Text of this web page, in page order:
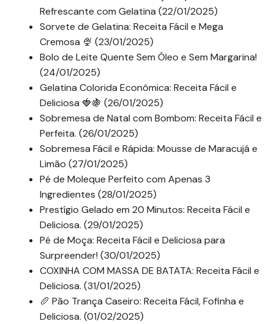
Refrescante com Gelatina (22/01/2025)
Sorvete de Gelatina: Receita Fácil e Mega
Cremosa 🍨 (23/01/2025)
Bolo de Leite Quente Sem Óleo e Sem Margarina!
(24/01/2025)
Gelatina Colorida Econômica: Receita Fácil e
Deliciosa 🍓🍇 (26/01/2025)
Sobremesa de Natal com Bombom: Receita Fácil e
Perfeita. (26/01/2025)
Sobremesa Fácil e Rápida: Mousse de Maracujá e
Limão (27/01/2025)
Pé de Moleque Perfeito com Apenas 3
Ingredientes (28/01/2025)
Prestígio Gelado em 20 Minutos: Receita Fácil e
Deliciosa. (29/01/2025)
Pé de Moça: Receita Fácil e Deliciosa para
Surpreender! (30/01/2025)
COXINHA COM MASSA DE BATATA: Receita Fácil e
Deliciosa. (31/01/2025)
🥖 Pão Trança Caseiro: Receita Fácil, Fofinha e
Deliciosa. (01/02/2025)